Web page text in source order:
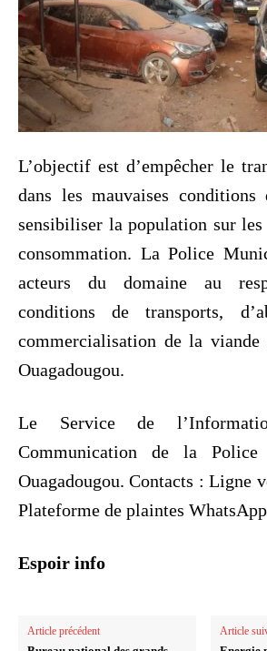
L’objectif est d’empêcher le
dans les mauvaises conditions
sensibiliser la population sur les
consommation. La Police
acteurs du domaine au
conditions de transports,
commercialisation de la
Ouagadougou.
Le Service de
Communication de la
Ouagadougou. Contacts : Ligne
Plateforme de plaintes
Espoir info
Article précédent Article